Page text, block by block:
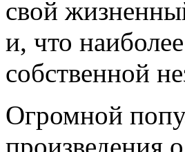
свой
и, что
собственной
Огромной
произведения